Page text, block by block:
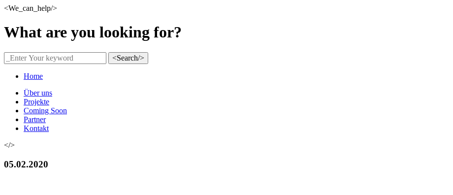
<We_can_help/>
What are you looking for?
<Search/>
Home
Über uns
Projekte
Coming Soon
Partner
Kontakt
</>
05.02.2020